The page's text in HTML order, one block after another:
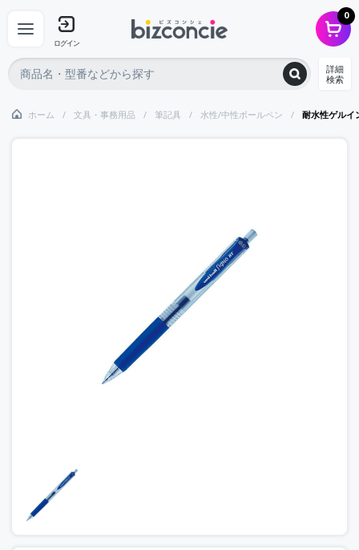
ログイン
0
詳細
検索
ホーム 文具・事務用品 筆記具 水性/中性ボールペン 耐水性ゲル